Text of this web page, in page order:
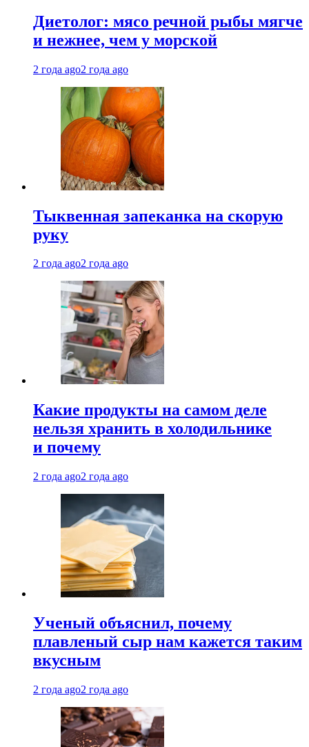
Диетолог: мясо речной рыбы мягче
и нежнее, чем у морской
2 года ago2 года ago
Тыквенная запеканка на скорую
руку
2 года ago2 года ago
Какие продукты на самом деле
нельзя хранить в холодильнике
и почему
2 года ago2 года ago
Ученый объяснил, почему
плавленый сыр нам кажется таким
вкусным
2 года ago2 года ago